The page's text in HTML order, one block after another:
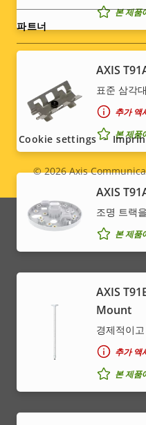
본 제품
AXIS
표준 삼각
추가 액
본 제품
AXIS
조명 트랙
본 제품
AXIS
Mount
경제적이
추가 액
본 제품
파트너
Social
menu
Legal
menu
© 2026Axis
Cookie settings